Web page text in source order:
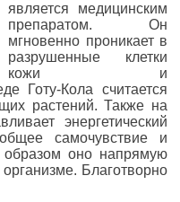
является медицинским
препаратом. Он
мгновенно проникает в
разрушенные клетки
кожи и
Готу-Кола считается
растений. Также на
энергетический
самочувствие и
образом оно напрямую
Благотворно